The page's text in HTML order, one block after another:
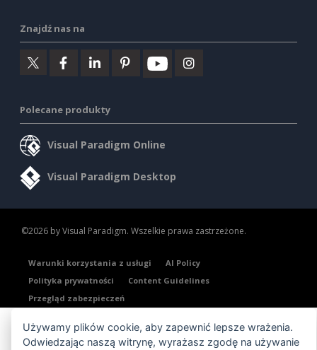
Znajdź nas na
Polecane produkty
Visual Paradigm Online
Visual Paradigm Desktop
©2026 by Visual Paradigm. Wszelkie prawa zastrzeżone.
Warunki korzystania z usługi
AI Policy
Polityka prywatności
Content Guidelines
Przegląd zabezpieczeń
Używamy plików cookie, aby zapewnić lepsze wrażenia.
Odwiedzając naszą witrynę, wyrażasz zgodę na używanie